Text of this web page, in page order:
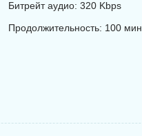
Битрейт аудио: 320 Kbps
Продолжительность: 100 мин